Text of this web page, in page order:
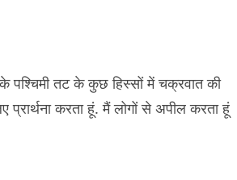
के पश्चिमी तट के कुछ हिस्सों में चक्रवात की
करता हूं. मैं लोगों से अपील करता हूं